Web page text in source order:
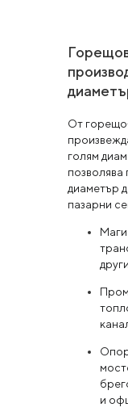
От
голям
позволява
диаметър
пазарни
и